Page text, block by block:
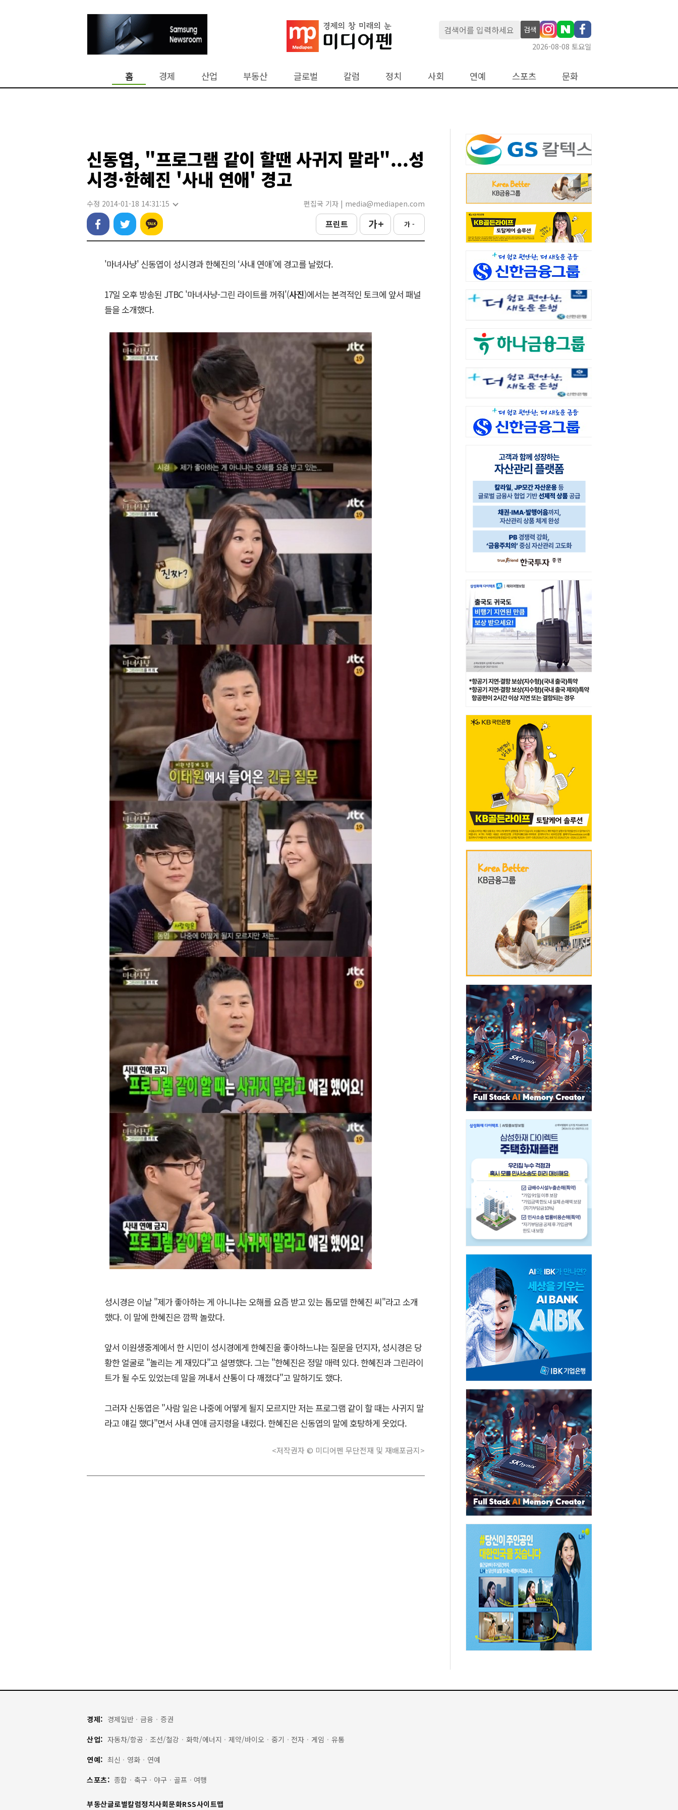
검색
2026-08-08 토요일
홈 경제 산업 부동산 글로벌 칼럼 정치 사회 연예 스포츠 문화
신동엽, "프로그램 같이 할땐 사귀지 말라"...성
시경·한혜진 '사내 연애' 경고
수정 2014-01-18 14:31:15 편집국 기자 | media@mediapen.com
프린트 가 + 가 -
'마녀사냥' 신동엽이 성시경과 한혜진의 ‘사내 연애’에 경고를 날렸다.
17일 오후 방송된 JTBC '마녀사냥-그린 라이트를 꺼줘'(사진)에서는 본격적인 토크에 앞서 패널
들을 소개했다.
성시경은 이날 "제가 좋아하는 게 아니냐는 오해를 요즘 받고 있는 톱모델 한혜진 씨"라고 소개
했다. 이 말에 한혜진은 깜짝 놀랐다.
앞서 이원생중계에서 한 시민이 성시경에게 한혜진을 좋아하느냐는 질문을 던지자, 성시경은 당
황한 얼굴로 "놀리는 게 재밌다"고 설명했다. 그는 "한혜진은 정말 매력 있다. 한혜진과 그린라이
트가 될 수도 있었는데 말을 꺼내서 산통이 다 깨졌다"고 말하기도 했다.
그러자 신동엽은 "사람 일은 나중에 어떻게 될지 모르지만 저는 프로그램 같이 할 때는 사귀지 말
라고 얘길 했다"면서 사내 연애 금지령을 내렸다. 한혜진은 신동엽의 말에 호탕하게 웃었다.
<저작권자 © 미디어펜 무단전재 및 재배포금지>
경제: 경제일반 · 금융 · 증권
산업: 자동차/항공 · 조선/철강 · 화학/에너지 · 제약/바이오 · 중기 · 전자 · 게임 · 유통
연예: 최신 · 영화 · 연예
스포츠: 종합 · 축구 · 야구 · 골프 · 여행
부동산글로벌칼럼정치사회문화RSS사이트맵